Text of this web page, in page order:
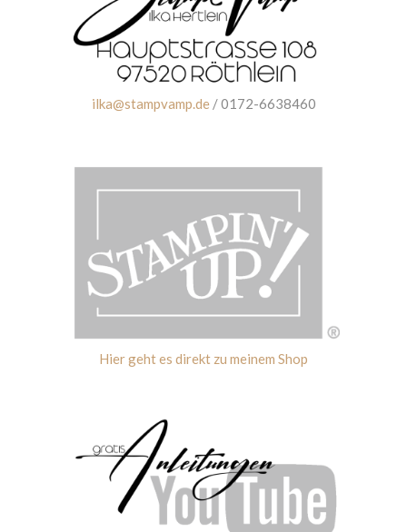
ilka@stampvamp.de/ 0172-6638460
Hier geht es direkt zu meinem Shop